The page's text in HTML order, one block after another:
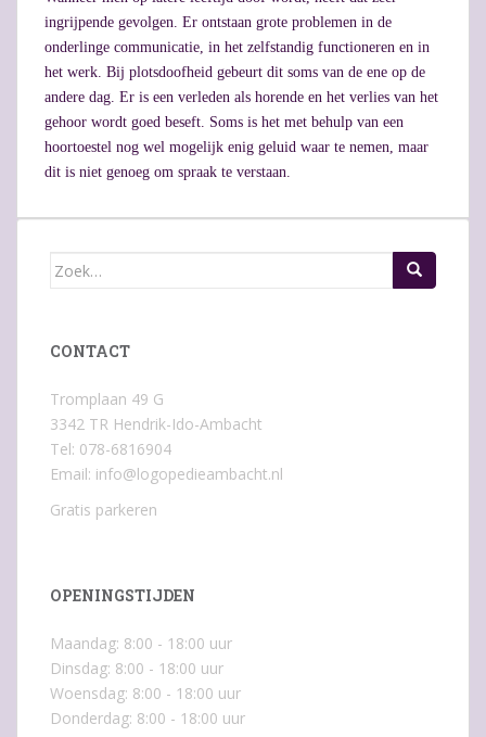
ingrijpende gevolgen. Er ontstaan grote problemen in de
onderlinge communicatie, in het zelfstandig functioneren en in
het werk. Bij plotsdoofheid gebeurt dit soms van de ene op de
andere dag. Er is een verleden als horende en het verlies van het
gehoor wordt goed beseft. Soms is het met behulp van een
hoortoestel nog wel mogelijk enig geluid waar te nemen, maar
dit is niet genoeg om spraak te verstaan.
Zoek
CONTACT
Tromplaan 49 G
3342 TR Hendrik-Ido-Ambacht
Tel: 078-6816904
Email: info@logopedieambacht.nl
Gratis parkeren
OPENINGSTIJDEN
Maandag: 8:00 - 18:00 uur
Dinsdag: 8:00 - 18:00 uur
Woensdag: 8:00 - 18:00 uur
Donderdag: 8:00 - 18:00 uur